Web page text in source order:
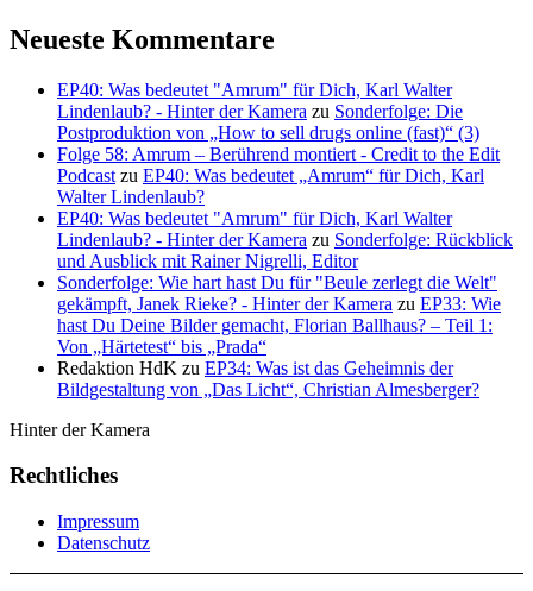
Neueste Kommentare
EP40: Was bedeutet "Amrum" für Dich, Karl Walter
Lindenlaub? - Hinter der Kamera zu Sonderfolge: Die
Postproduktion von „How to sell drugs online (fast)“ (3)
Folge 58: Amrum – Berührend montiert - Credit to the Edit
Podcast zu EP40: Was bedeutet „Amrum“ für Dich, Karl
Walter Lindenlaub?
EP40: Was bedeutet "Amrum" für Dich, Karl Walter
Lindenlaub? - Hinter der Kamera zu Sonderfolge: Rückblick
und Ausblick mit Rainer Nigrelli, Editor
Sonderfolge: Wie hart hast Du für "Beule zerlegt die Welt"
gekämpft, Janek Rieke? - Hinter der Kamera zu EP33: Wie
hast Du Deine Bilder gemacht, Florian Ballhaus? – Teil 1:
Von „Härtetest“ bis „Prada“
Redaktion HdK zu EP34: Was ist das Geheimnis der
Bildgestaltung von „Das Licht“, Christian Almesberger?
Hinter der Kamera
Rechtliches
Impressum
Datenschutz